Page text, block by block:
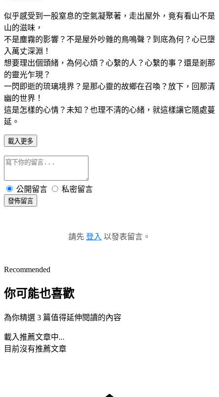
似乎感受到一股窒息的空氣凝聚著，走出屋外，竟有看山不是
山的滋味，
不是塵霧的影響？不是屋外吵雜的鳥鳴聲？到底為何？心已墮
入萬丈深淵！
想要理出個頭緒，為何心煩？心繫的人？心繫的事？還是剎那
的靈光乍現？
一閃即逝的琉璃境界？是那心靈的故鄉在召喚？放下，回那清
幽的世界！
這是怎樣的心情？未知？也理不清的心緒，就這樣讓它隨處蔓
延。
載入更多
公開留言 私密留言
發佈留言
請先 登入 以發表留言。
Recommended
你可能也喜歡
為你精選 3 篇值得延伸閱讀的內容
載入推薦文章中...
目前沒有推薦文章